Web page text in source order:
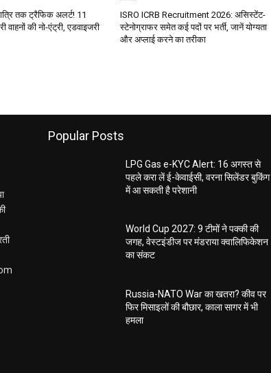
तक ट्रैफिक अलर्ट! 11
वाहनों की नो-एंट्री, एडवाइजरी
ISRO ICRB Recruitment 2026: असिस्टेंट-
स्टेनोग्राफर समेत कई पदों पर भर्ती, जानें योग्यता
और अप्लाई करने का तरीका
Popular Posts
LPG Gas e-KYC Alert: 16 अगस्त से
पहले करा लें ई-केवाईसी, वरना सिलेंडर बुकिंग
में आ सकती है परेशानी
World Cup 2027: 9 टीमों ने पक्की की
जगह, वेस्टइंडीज पर मंडराया क्वालिफिकेशन
का संकट
Russia-NATO War का खतरा? कीव पर
फिर मिसाइलों की बौछार, काला सागर में भी
हमला